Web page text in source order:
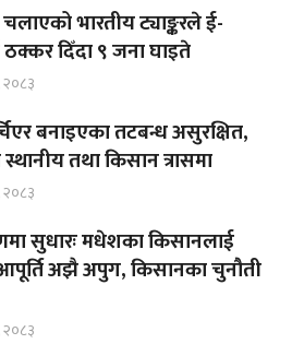
भारतीय ट्याङ्करले ई-
ठक्कर दिँदा ९ जना घाइते
बनाइएका तटबन्ध असुरक्षित,
स्थानीय तथा किसान त्रासमा
सुधारः मधेशका किसानलाई
अझै अपुग, किसानका चुनौती